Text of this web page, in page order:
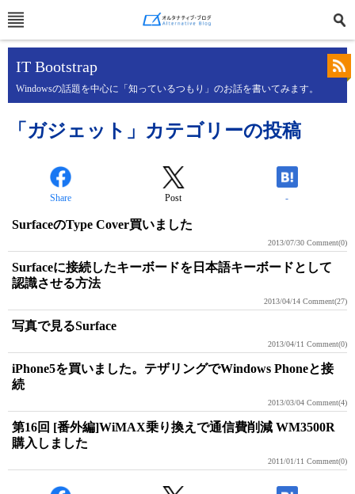
IT Bootstrap
Windowsの話題を中心に「知っているつもり」のお話を書いてみます。
「ガジェット」カテゴリーの投稿
Share Post -
SurfaceのType Cover買いました
2013/07/30 Comment(0)
Surfaceに接続したキーボードを日本語キーボードとして
認識させる方法
2013/04/14 Comment(27)
写真で見るSurface
2013/04/11 Comment(0)
iPhone5を買いました。テザリングでWindows Phoneと接
続
2013/03/04 Comment(4)
第16回 [番外編]WiMAX乗り換えで通信費削減 WM3500R
購入しました
2011/01/11 Comment(0)